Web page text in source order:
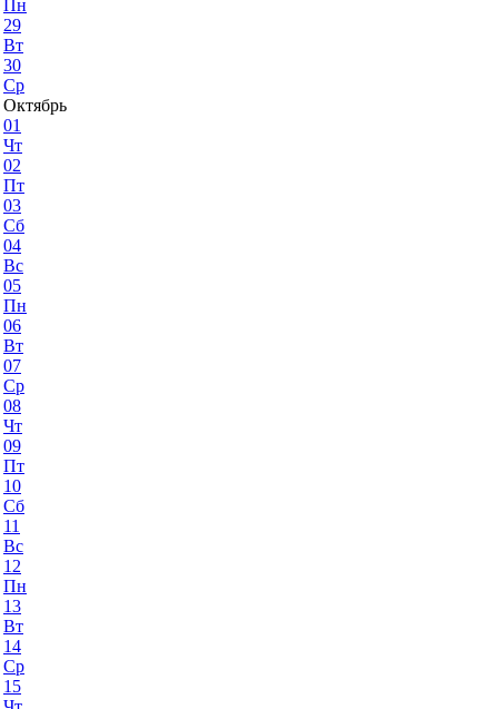
Пн
29
Вт
30
Ср
Октябрь
01
Чт
02
Пт
03
Сб
04
Вс
05
Пн
06
Вт
07
Ср
08
Чт
09
Пт
10
Сб
11
Вс
12
Пн
13
Вт
14
Ср
15